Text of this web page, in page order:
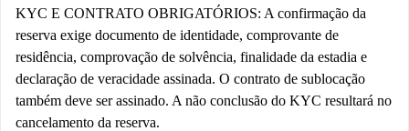
KYC E CONTRATO OBRIGATÓRIOS: A confirmação da
reserva exige documento de identidade, comprovante de
residência, comprovação de solvência, finalidade da estadia e
declaração de veracidade assinada. O contrato de sublocação
também deve ser assinado. A não conclusão do KYC resultará no
cancelamento da reserva.